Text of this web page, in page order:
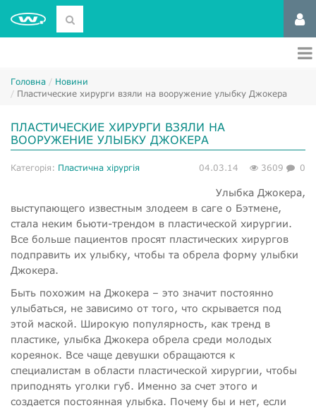
Головна
Новини
​Пластические хирурги взяли на вооружение улыбку Джокера
​ПЛАСТИЧЕСКИЕ ХИРУРГИ ВЗЯЛИ НА
ВООРУЖЕНИЕ УЛЫБКУ ДЖОКЕРА
Категорія: Пластична хірургія 04.03.14 3609 0
Улыбка Джокера,
выступающего известным злодеем в саге о Бэтмене,
стала неким бьюти-трендом в пластической хирургии.
Все больше пациентов просят пластических хирургов
подправить их улыбку, чтобы та обрела форму улыбки
Джокера.
Быть похожим на Джокера – это значит постоянно
улыбаться, не зависимо от того, что скрывается под
этой маской. Широкую популярность, как тренд в
пластике, улыбка Джокера обрела среди молодых
кореянок. Все чаще девушки обращаются к
специалистам в области пластической хирургии, чтобы
приподнять уголки губ. Именно за счет этого и
создается постоянная улыбка. Почему бы и нет, если